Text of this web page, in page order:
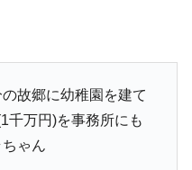
故郷に幼稚園を建て
千万円)を事務所にも
ゃん